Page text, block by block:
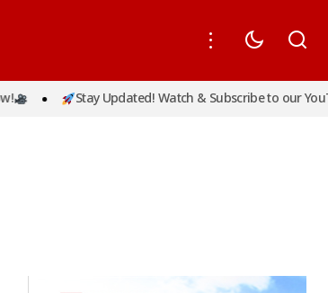
Stay Updated! Watch & Subscribe to our